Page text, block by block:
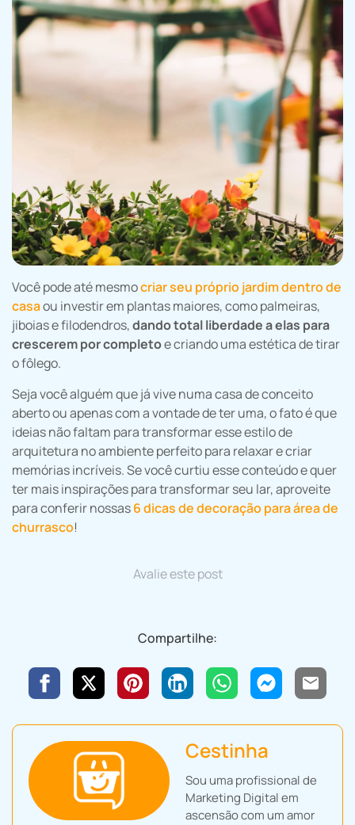
Você pode até mesmocriar seu próprio jardim dentro de
casaou investir em plantas maiores, como palmeiras,
jiboias e filodendros,dando total liberdade a elas para
crescerem por completoe criando uma estética de tirar
o fôlego.
Seja você alguém que já vive numa casa de conceito
aberto ou apenas com a vontade de ter uma, o fato é que
ideias não faltam para transformar esse estilo de
arquitetura no ambiente perfeito para relaxar e criar
memórias incríveis. Se você curtiu esse conteúdo e quer
ter mais inspirações para transformar seu lar, aproveite
para conferir nossas6 dicas de decoração para área de
churrasco!
Avalie este post
Compartilhe:
Cestinha
Sou uma profissional de
Marketing Digital em
ascensão com um amor